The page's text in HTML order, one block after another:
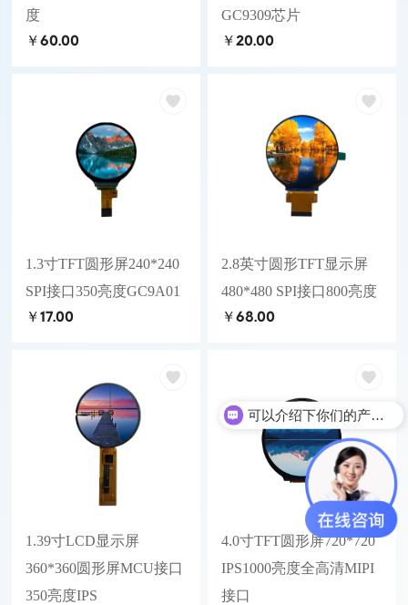
度
￥60.00
GC9309芯片
￥20.00
1.3寸TFT圆形屏240*240
SPI接口350亮度GC9A01
￥17.00
2.8英寸圆形TFT显示屏
480*480 SPI接口800亮度
￥68.00
1.39寸LCD显示屏
360*360圆形屏MCU接口
350亮度IPS
4.0寸TFT圆形屏720*720
IPS1000亮度全高清MIPI
接口
可以介绍下你们的产品么